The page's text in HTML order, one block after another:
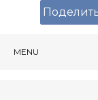
MENU